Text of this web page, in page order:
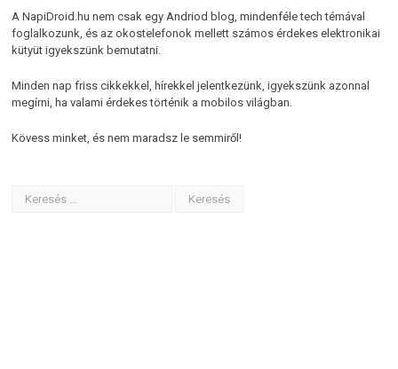
A NapiDroid.hu nem csak egy Andriod blog, mindenféle tech témával
foglalkozunk, és az okostelefonok mellett számos érdekes elektronikai
kütyüt igyekszünk bemutatni.
Minden nap friss cikkekkel, hírekkel jelentkezünk, igyekszünk azonnal
megírni, ha valami érdekes történik a mobilos világban.
Kövess minket, és nem maradsz le semmiről!